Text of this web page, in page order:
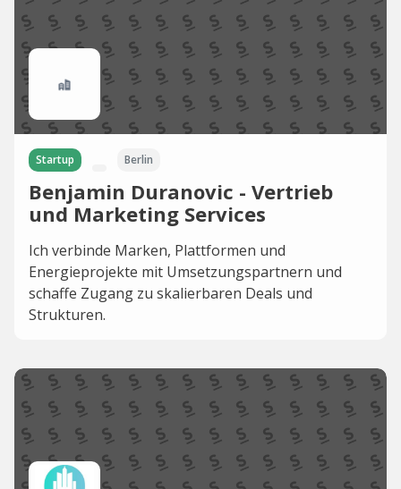
Startup Berlin
Benjamin Duranovic - Vertrieb
und Marketing Services
Ich verbinde Marken, Plattformen und
Energieprojekte mit Umsetzungspartnern und
schaffe Zugang zu skalierbaren Deals und
Strukturen.